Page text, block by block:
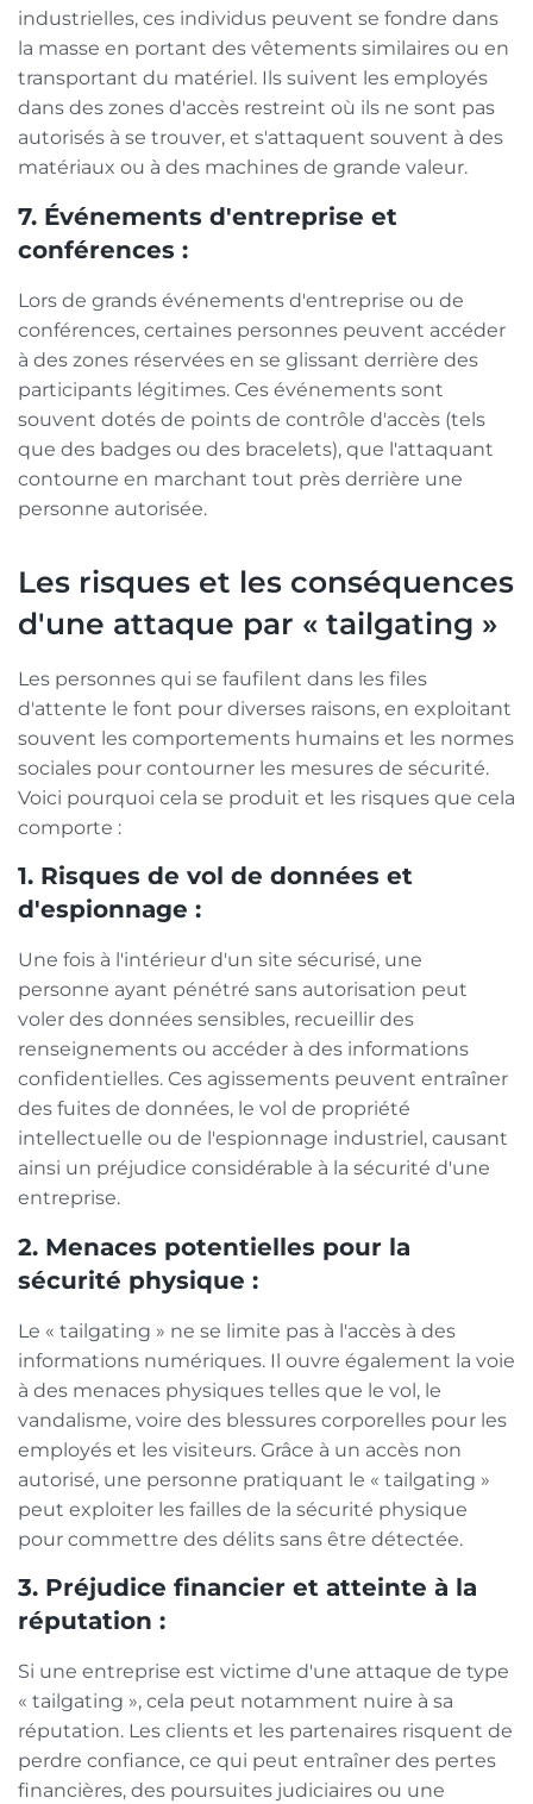
industrielles, ces individus peuvent se fondre dans
la masse en portant des vêtements similaires ou en
transportant du matériel. Ils suivent les employés
dans des zones d'accès restreint où ils ne sont pas
autorisés à se trouver, et s'attaquent souvent à des
matériaux ou à des machines de grande valeur.
7. Événements d'entreprise et
conférences :
Lors de grands événements d'entreprise ou de
conférences, certaines personnes peuvent accéder
à des zones réservées en se glissant derrière des
participants légitimes. Ces événements sont
souvent dotés de points de contrôle d'accès (tels
que des badges ou des bracelets), que l'attaquant
contourne en marchant tout près derrière une
personne autorisée.
Les risques et les conséquences
d'une attaque par « tailgating »
Les personnes qui se faufilent dans les files
d'attente le font pour diverses raisons, en exploitant
souvent les comportements humains et les normes
sociales pour contourner les mesures de sécurité.
Voici pourquoi cela se produit et les risques que cela
comporte :
1. Risques de vol de données et
d'espionnage :
Une fois à l'intérieur d'un site sécurisé, une
personne ayant pénétré sans autorisation peut
voler des données sensibles, recueillir des
renseignements ou accéder à des informations
confidentielles. Ces agissements peuvent entraîner
des fuites de données, le vol de propriété
intellectuelle ou de l'espionnage industriel, causant
ainsi un préjudice considérable à la sécurité d'une
entreprise.
2. Menaces potentielles pour la
sécurité physique :
Le « tailgating » ne se limite pas à l'accès à des
informations numériques. Il ouvre également la voie
à des menaces physiques telles que le vol, le
vandalisme, voire des blessures corporelles pour les
employés et les visiteurs. Grâce à un accès non
autorisé, une personne pratiquant le « tailgating »
peut exploiter les failles de la sécurité physique
pour commettre des délits sans être détectée.
3. Préjudice financier et atteinte à la
réputation :
Si une entreprise est victime d'une attaque de type
« tailgating », cela peut notamment nuire à sa
réputation. Les clients et les partenaires risquent de
perdre confiance, ce qui peut entraîner des pertes
financières, des poursuites judiciaires ou une